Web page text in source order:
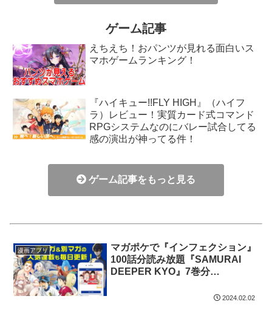
ゲーム記事
えちえち！おパンツが見れる面白いス
マホゲームランキング！
『ハイキュー!!FLY HIGH』（ハイフ
ラ）レビュー！実質カード式コマンド
RPGシステムなのにバレー試合してる
感の演出が神ってる件！
ゲーム記事をもっと見る
漫画アプリ
マガポケで『インフェクション』
100話分読み放題『SAMURAI
DEEPER KYO』7巻分
のA』『グラゼニ』5巻分キャン
2024.02.02